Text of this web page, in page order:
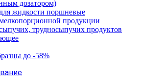
дозатором)
жидкости поршневые
продукции
трудносыпучих продуктов
до -58%